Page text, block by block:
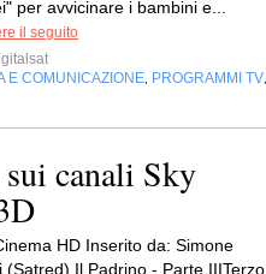
per avvicinare i bambini e...
il seguito
E COMUNICAZIONE PROGRAMMI TV
canali Sky
HD Inserito da: Simone
(Satred) Il Padrino - Parte IIITerzo